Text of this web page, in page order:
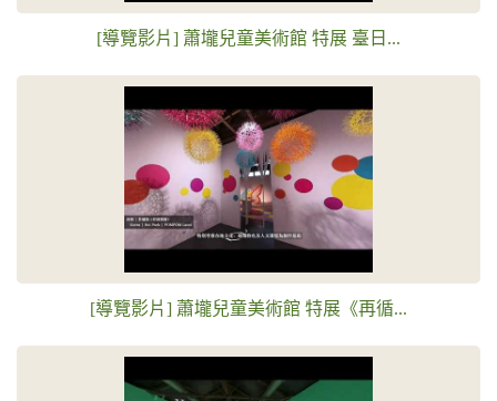
[導覽影片] 蕭壠兒童美術館 特展 臺日...
[導覽影片] 蕭壠兒童美術館 特展《再循...